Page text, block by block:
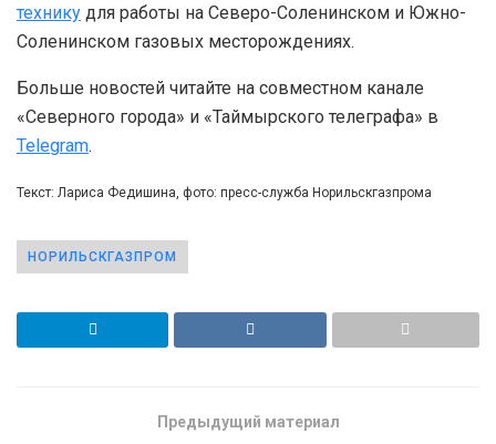
технику для работы на Северо-Соленинском и Южно-
Соленинском газовых месторождениях.
Больше новостей читайте на совместном канале
«Северного города» и «Таймырского телеграфа» в
Telegram.
Текст: Лариса Федишина, фото: пресс-служба Норильскгазпрома
НОРИЛЬСКГАЗПРОМ
Предыдущий материал